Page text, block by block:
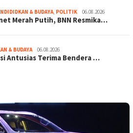
& BUDAYA, POLITIK 06.08.2026
Merah Putih, BNN Resmika…
& BUDAYA 06.08.2026
Antusias Terima Bendera …